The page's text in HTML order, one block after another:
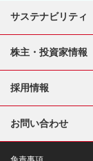
サステナビリティ
株主・投資家情報
採用情報
お問い合わせ